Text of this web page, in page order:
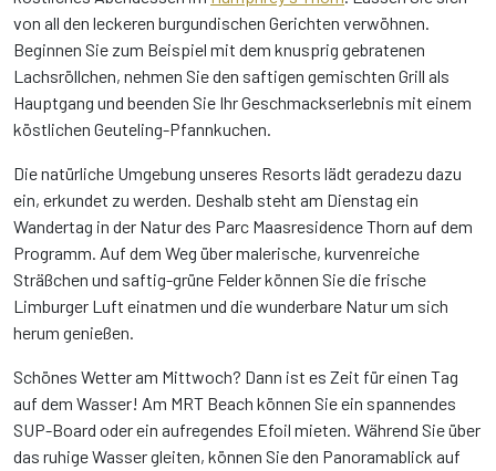
von all den leckeren burgundischen Gerichten verwöhnen.
Beginnen Sie zum Beispiel mit dem knusprig gebratenen
Lachsröllchen, nehmen Sie den saftigen gemischten Grill als
Hauptgang und beenden Sie Ihr Geschmackserlebnis mit einem
köstlichen Geuteling-Pfannkuchen.
Die natürliche Umgebung unseres Resorts lädt geradezu dazu
ein, erkundet zu werden. Deshalb steht am Dienstag ein
Wandertag in der Natur des Parc Maasresidence Thorn auf dem
Programm. Auf dem Weg über malerische, kurvenreiche
Sträßchen und saftig-grüne Felder können Sie die frische
Limburger Luft einatmen und die wunderbare Natur um sich
herum genießen.
Schönes Wetter am Mittwoch? Dann ist es Zeit für einen Tag
auf dem Wasser! Am MRT Beach können Sie ein spannendes
SUP-Board oder ein aufregendes Efoil mieten. Während Sie über
das ruhige Wasser gleiten, können Sie den Panoramablick auf